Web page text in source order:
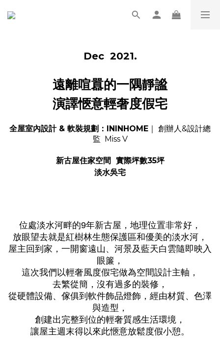
Dec 2021.
遠離喧囂的一隅靜謐
演譯愜意輕奢度假宅
全屋室內設計 & 軟裝規劃：ININHOME ｜ 創辦人&設計總
監 Miss V
新古屋住家空間 實際坪數35坪
淡水吳宅
位處淡水河畔的9年新古屋，地理位置非常好，
放眼望去就是紅樹林生態保護區和優美的淡水河，
屋主回到家，一開窗遠山、河景及藍天白雲隨即映入
眼簾，
這次我們以輕奢風度假宅做為空間設計主軸，
去繁從簡，沒有過多的裝修，
從硬體設備、傢俱到軟件飾品燈飾，經由材質、色澤
與造型，
創建出完整到位的輕奢質感生活環境，
讓屋主週末得以來此愜意放鬆度假小憩。